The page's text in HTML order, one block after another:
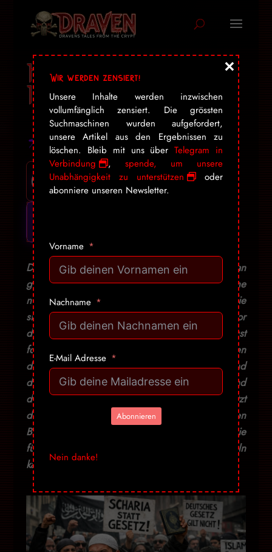
Hallöchen, Hobby-
Inquisitoren!
Die Freiheit ist ein gefährliches Geschenk. Man
gibt sie Menschen in die Hand und manche
nutzen sie, um genau die Hand zu beissen, die
sie ihnen gereicht hat. Lautstark, mit Schaum vor
dem Mund und dem Megafon in der Faust
fordern sie die Abschaffung dessen, was ihnen
das Recht gibt, überhaupt zu fordern. Während
die Scharia-Ultras aus ihren Löchern kriechen und
deutsches Recht für null und nichtig erklären, sitzt
die moralische Inlandsgeheimpolizei vor den
Bildschirmen und sucht nach jemandem, den sie
für genau diese Beobachtung ans Kreuz nageln
kann. Willkommen im Jahr 2026.
Wir werden zensiert!
Unsere Inhalte werden inzwischen
vollumfänglich zensiert. Die grössten
Suchmaschinen wurden aufgefordert,
unsere Artikel aus den Ergebnissen zu
löschen. Bleib mit uns überTelegram in
Verbindung
, spende, um unsere
Unabhängigkeit zu unterstützen
oder
abonniere unseren Newsletter.
Vorname
Nachname
E-Mail Adresse
Abonnieren
Nein danke!
×